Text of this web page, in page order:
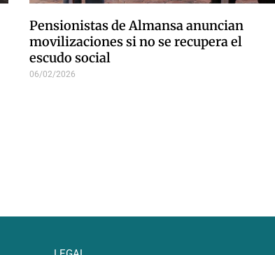
Pensionistas de Almansa anuncian
movilizaciones si no se recupera el
escudo social
06/02/2026